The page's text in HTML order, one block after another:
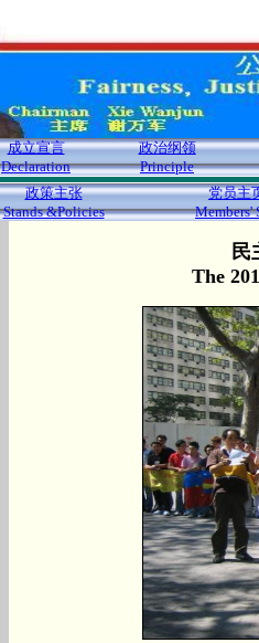
成立宣言
Declaration
政治纲领
Principle
政策主张
Stands &Policies
党员主
Members'
民
The